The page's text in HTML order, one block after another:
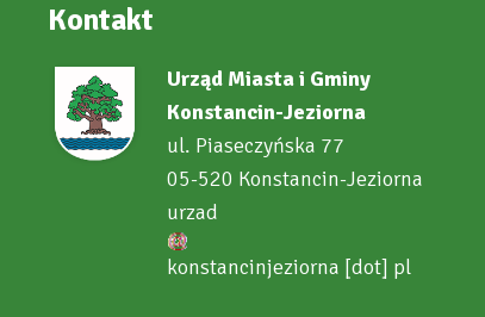
Kontakt
Urząd Miasta i Gminy
Konstancin-Jeziorna
ul. Piaseczyńska 77
05-520 Konstancin-Jeziorna
urzad
konstancinjeziorna [dot] pl